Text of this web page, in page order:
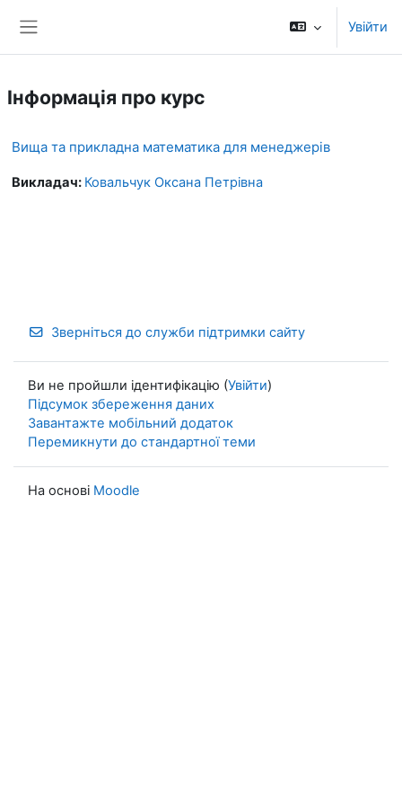
Увійти
Інформація про курс
Вища та прикладна математика для менеджерів
Викладач: Ковальчук Оксана Петрівна
Зверніться до служби підтримки сайту
Ви не пройшли ідентифікацію (Увійти)
Підсумок збереження даних
Завантажте мобільний додаток
Перемикнути до стандартної теми
На основі Moodle